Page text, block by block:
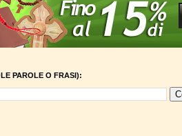
PAROLE O FRASI):